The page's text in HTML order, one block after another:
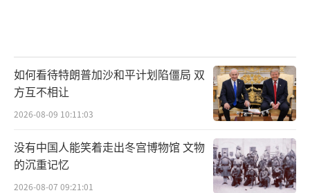
如何看待特朗普加沙和平计划陷僵局 双
方互不相让
2026-08-09 10:11:03
没有中国人能笑着走出冬宫博物馆 文物
的沉重记忆
2026-08-07 09:21:01